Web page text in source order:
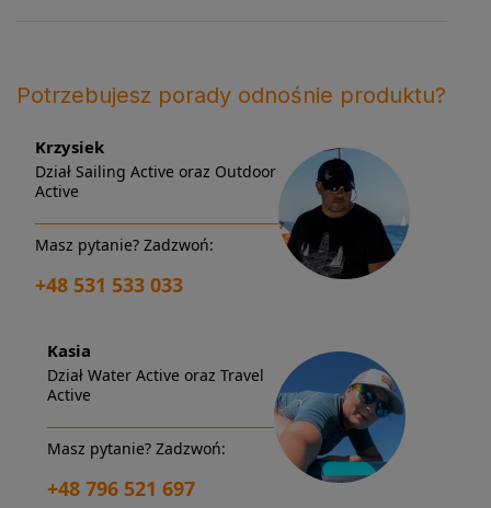
Potrzebujesz porady odnośnie produktu?
Krzysiek
Dział Sailing Active oraz Outdoor
Active
Masz pytanie? Zadzwoń:
+48 531 533 033
Kasia
Dział Water Active oraz Travel
Active
Masz pytanie? Zadzwoń:
+48 796 521 697